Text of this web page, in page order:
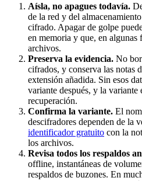
Aísla, no apagues todavía.
de la red y del
cifrado. Apagar de golpe
en memoria y que, en algunas
archivos.
Preserva la evidencia. No
cifrados, y conserva las notas
extensión añadida. Sin esos
variante después, y la variante
recuperación.
Confirma la variante. El
descifradores dependen de la
identificador gratuito con la
los archivos.
Revisa todos los respaldos
offline, instantáneas de
respaldos de buzones. En